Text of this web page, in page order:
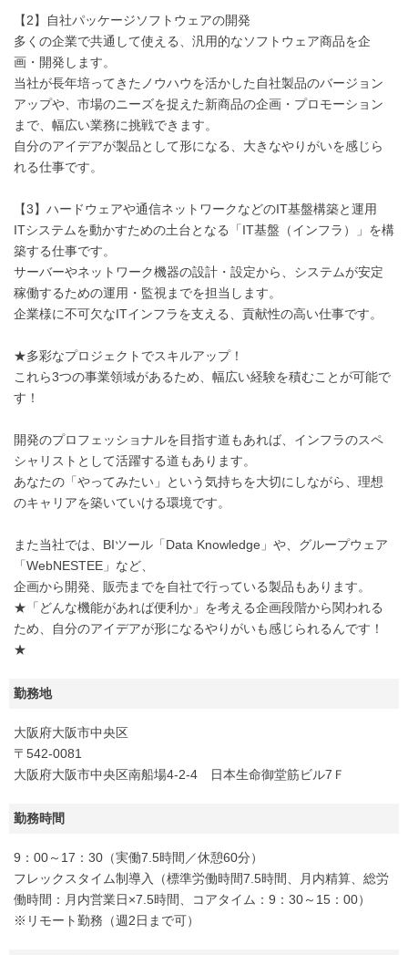
【2】自社パッケージソフトウェアの開発
多くの企業で共通して使える、汎用的なソフトウェア商品を企
画・開発します。
当社が長年培ってきたノウハウを活かした自社製品のバージョン
アップや、市場のニーズを捉えた新商品の企画・プロモーション
まで、幅広い業務に挑戦できます。
自分のアイデアが製品として形になる、大きなやりがいを感じら
れる仕事です。
【3】ハードウェアや通信ネットワークなどのIT基盤構築と運用
ITシステムを動かすための土台となる「IT基盤（インフラ）」を構
築する仕事です。
サーバーやネットワーク機器の設計・設定から、システムが安定
稼働するための運用・監視までを担当します。
企業様に不可欠なITインフラを支える、貢献性の高い仕事です。
★多彩なプロジェクトでスキルアップ！
これら3つの事業領域があるため、幅広い経験を積むことが可能で
す！
開発のプロフェッショナルを目指す道もあれば、インフラのスペ
シャリストとして活躍する道もあります。
あなたの「やってみたい」という気持ちを大切にしながら、理想
のキャリアを築いていける環境です。
また当社では、BIツール「Data Knowledge」や、グループウェア
「WebNESTEE」など、
企画から開発、販売までを自社で行っている製品もあります。
★「どんな機能があれば便利か」を考える企画段階から関われる
ため、自分のアイデアが形になるやりがいも感じられるんです！
★
勤務地
大阪府大阪市中央区
〒542-0081
大阪府大阪市中央区南船場4-2-4 日本生命御堂筋ビル7Ｆ
勤務時間
9：00～17：30（実働7.5時間／休憩60分）
フレックスタイム制導入（標準労働時間7.5時間、月内精算、総労
働時間：月内営業日×7.5時間、コアタイム：9：30～15：00）
※リモート勤務（週2日まで可）